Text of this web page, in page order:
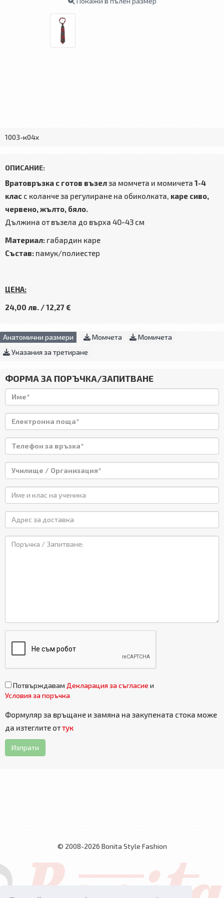
1003-к04x
ОПИСАНИЕ:
Вратовръзка с готов възелза момчета и момичета 1-4
клас с коланче за регулиране на обиколката, каре сиво,
червено, жълто, бяло.
Дължина от възела до върха 40-43 см
Материал: габардин каре
Състав: памук/полиестер
ЦЕНА:
24,00 лв. / 12,27 €
Анатомични размери Момчета
Момичета
Указания за третиране
ФОРМА ЗА ПОРЪЧКА/ЗАПИТВАНЕ
Потвърждавам Декларация за съгласие и
Условия за поръчка
Формуляр за връщане и замяна на закупената стока може
да изтеглите оттук
Изпрати
© 2008-2026 Bonita Style Fashion